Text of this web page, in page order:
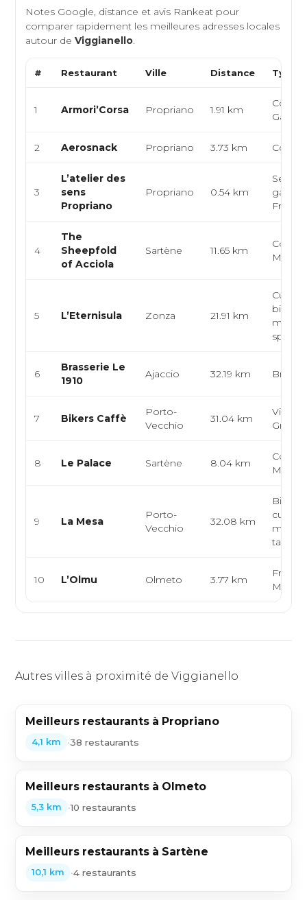
Notes Google, distance et avis Rankeat pour
comparer rapidement les meilleures adresses locales
autour deViggianello.
# Restaurant Ville Distance Type
1 Armori’Corsa Propriano 1.91 km
Corse,
2 Aerosnack Propriano 3.73 km Corse,
3
L’atelier des
sens
Propriano
Propriano 0.54 km
Semi-
4
The
Sheepfold
of Acciola
Sartène 11.65 km
Corse,
5 L’Eternisula Zonza 21.91 km
bistrot
6
Brasserie Le
1910
Ajaccio 32.19 km
7 Bikers Caffè
Porto-
Vecchio
31.04 km
8 Le Palace Sartène 8.04 km
Corse,
9 La Mesa
Porto-
Vecchio
32.08 km
cuisine
tapas
10 L’Olmu Olmeto 3.77 km
Autres villes à proximité de Viggianello
Meilleurs restaurants à Propriano
4,1 km •38 restaurants
Meilleurs restaurants à Olmeto
5,3 km •10 restaurants
Meilleurs restaurants à Sartène
10,1 km •4 restaurants